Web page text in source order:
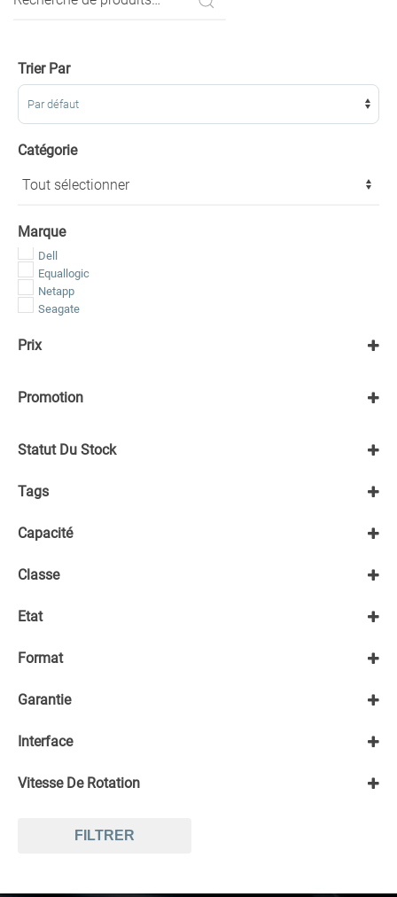
Trier Par
Sort Products
Catégorie
Marque
Dell
Equallogic
Netapp
Seagate
Prix
Promotion
Statut Du Stock
Épuisé
Tags
Capacité
1To - 4To
Classe
Etat
Format
Garantie
Interface
Vitesse De Rotation
FILTRER